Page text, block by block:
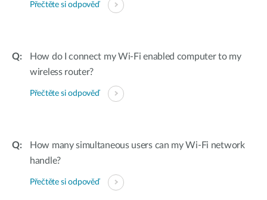
Přečtěte si odpověď
How do I connect my Wi-Fi enabled computer to my
wireless router?
Přečtěte si odpověď
How many simultaneous users can my Wi-Fi network
handle?
Přečtěte si odpověď